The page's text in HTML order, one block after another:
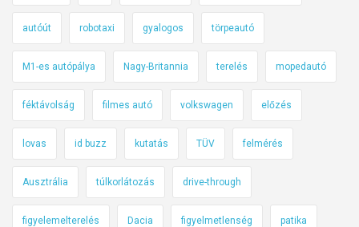
autóút robotaxi gyalogos törpeautó
M1-es autópálya Nagy-Britannia terelés mopedautó
féktávolság filmes autó volkswagen előzés
lovas id buzz kutatás TÜV felmérés
Ausztrália túlkorlátozás drive-through
figyelemelterelés Dacia figyelmetlenség patika